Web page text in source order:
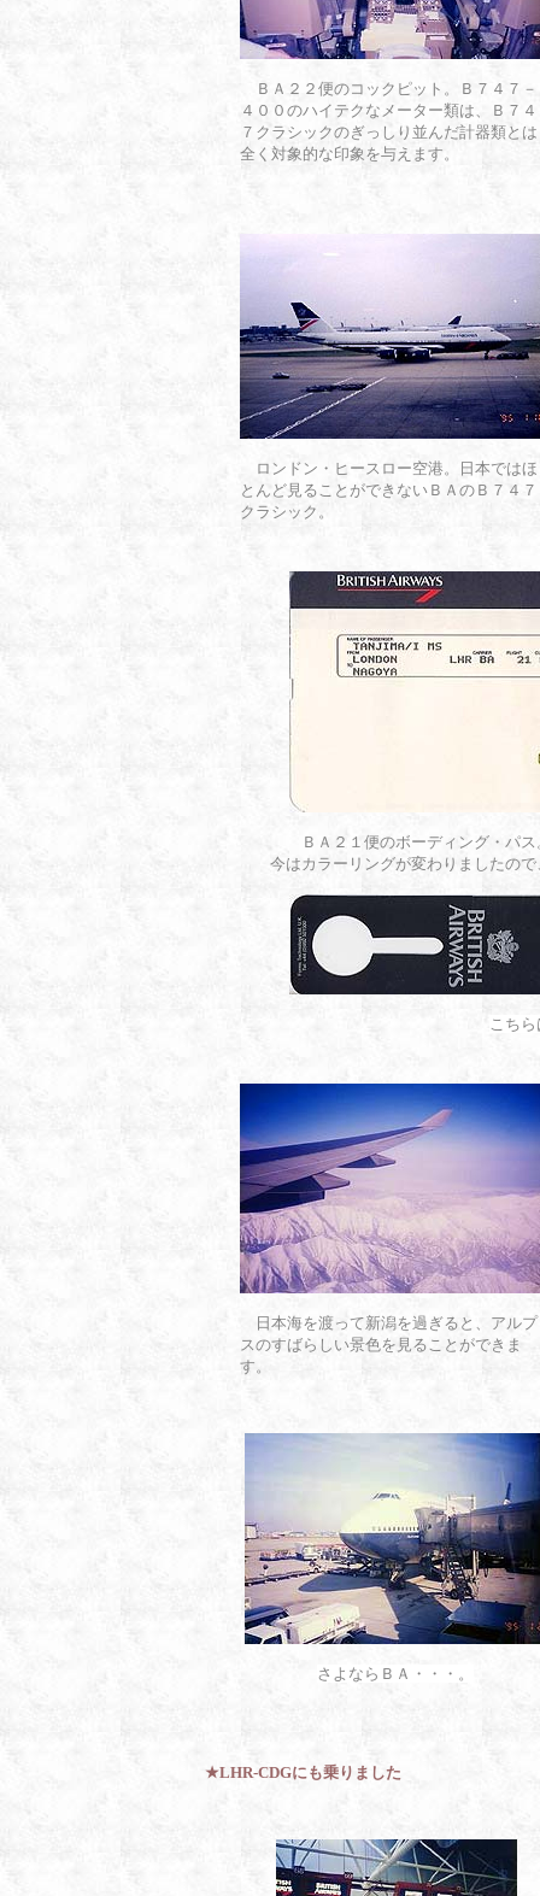
ＢＡ２２便のコックピット。Ｂ７４７－
４００のハイテクなメーター類は、Ｂ７４
７クラシックのぎっしり並んだ計器類とは
全く対象的な印象を与えます。
ロンドン・ヒースロー空港。日本ではほ
とんど見ることができないＢＡのＢ７４７
クラシック。
ＢＡ２１便のボーディング・パ
今はカラーリングが変わりましたの
こち
日本海を渡って新潟を過ぎると、アルプ
スのすばらしい景色を見ることができま
す。
さよならＢＡ・・・。
★LHR-CDGにも乗りました